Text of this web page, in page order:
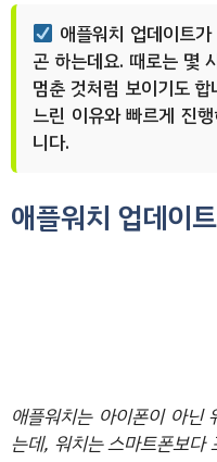
애플워치 업데이트
곤 하는데요. 때로는 몇
멈춘 것처럼 보이기도
느린 이유와 빠르게 진
니다.
애플워치 업데이
애플워치는 아이폰이 아닌
는데, 워치는 스마트폰보다